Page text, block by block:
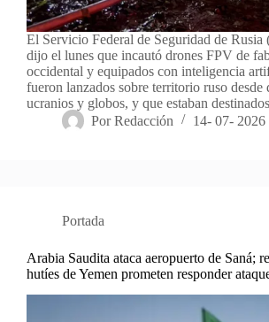
El Servicio Federal de Seguridad de Rusia
dijo el lunes que incautó drones FPV de
occidental y equipados con inteligencia
fueron lanzados sobre territorio ruso desde
ucranios y globos, y que estaban
Por Redacción 14- 07- 2026
Portada
Arabia Saudita ataca aeropuerto de Saná;
hutíes de Yemen prometen responder